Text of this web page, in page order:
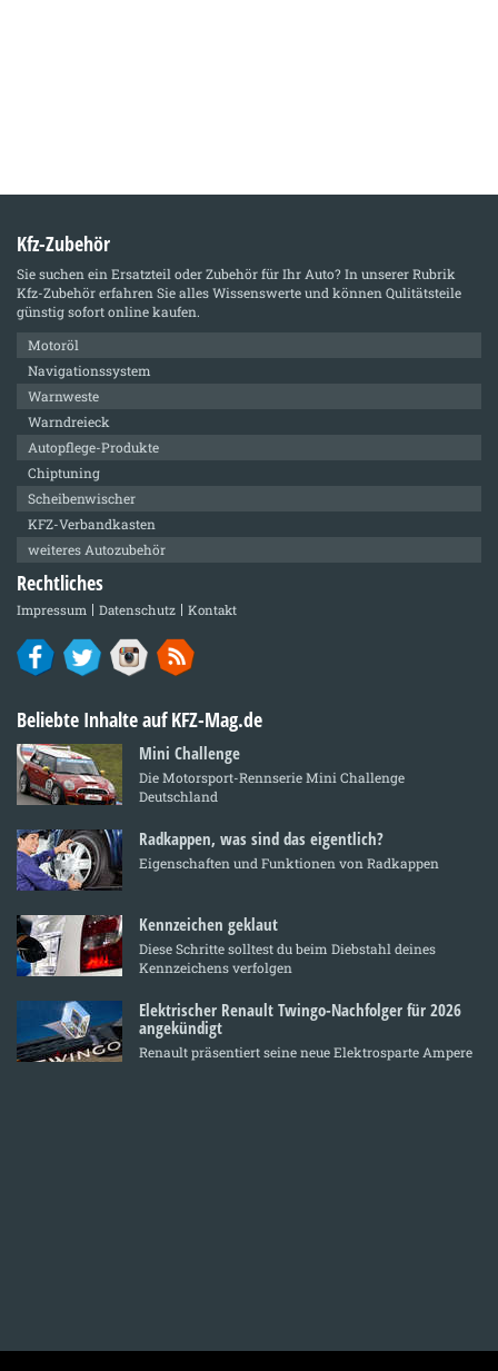
Kfz-Zubehör
Sie suchen ein Ersatzteil oder Zubehör für Ihr Auto? In unserer Rubrik
Kfz-Zubehörerfahren Sie alles Wissenswerte und können Qulitätsteile
günstig sofort online kaufen.
Motoröl
Navigationssystem
Warnweste
Warndreieck
Autopflege-Produkte
Chiptuning
Scheibenwischer
KFZ-Verbandkasten
weiteres Autozubehör
Rechtliches
Impressum Datenschutz Kontakt
Beliebte Inhalte auf KFZ-Mag.de
Mini Challenge
Die Motorsport-Rennserie Mini Challenge
Deutschland
Radkappen, was sind das eigentlich?
Eigenschaften und Funktionen von Radkappen
Kennzeichen geklaut
Diese Schritte solltest du beim Diebstahl deines
Kennzeichens verfolgen
Elektrischer Renault Twingo-Nachfolger für 2026
angekündigt
Renault präsentiert seine neue Elektrosparte Ampere